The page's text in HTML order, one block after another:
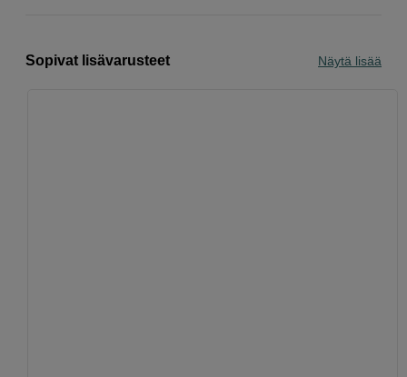
Sopivat lisävarusteet Näytä lisää